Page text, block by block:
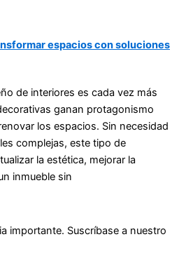
espacios con soluciones
de interiores es cada vez más
ganan protagonismo
los espacios. Sin necesidad
complejas, este tipo de
la estética, mejorar la
inmueble sin
importante. Suscríbase a nuestro